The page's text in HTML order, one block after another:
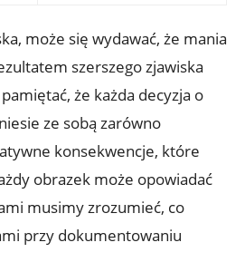
może się wydawać, że mania
szerszego‌ zjawiska
że każda decyzja o
ze sobą zarówno
konsekwencje, które
obrazek może opowiadać
musimy zrozumieć, co
przy ​dokumentowaniu